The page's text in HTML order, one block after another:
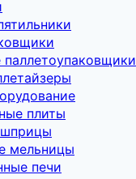
плиты
мельницы
печи